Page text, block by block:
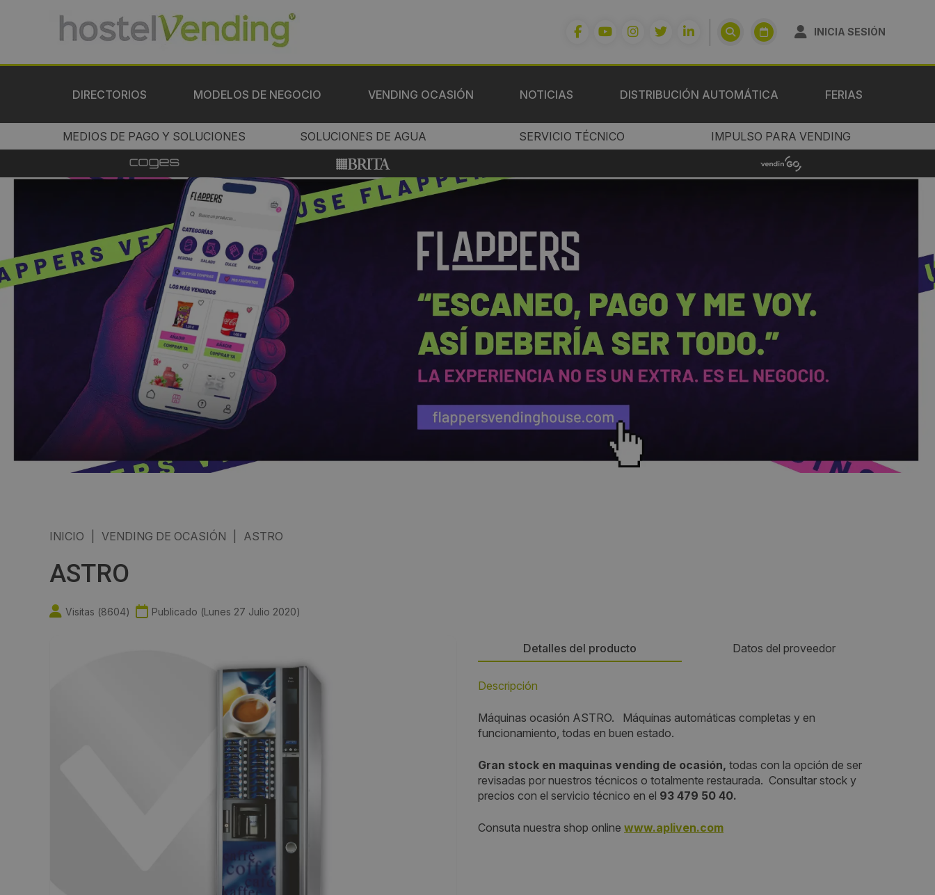
INICIA SESIÓN
DIRECTORIOS MODELOS DE NEGOCIO VENDING OCASIÓN NOTICIAS DISTRIBUCIÓN AUTOMÁTICA FERIAS
MEDIOS DE PAGO Y SOLUCIONES SOLUCIONES DE AGUA SERVICIO TÉCNICO IMPULSO PARA VENDING
INICIO VENDING DE OCASIÓN ASTRO
ASTRO
Visitas (8604) Publicado (Lunes 27 Julio 2020)
Detalles del producto Datos del proveedor
Descripción
Máquinas ocasión ASTRO. Máquinas automáticas completas y en
funcionamiento, todas en buen estado.
Gran stock en maquinas vending de ocasión, todas con la opción de ser
revisadas por nuestros técnicos o totalmente restaurada. Consultar stock y
precios con el servicio técnico en el 93 479 50 40.
Consuta nuestra shop online www.apliven.com
APLIVEN
1100
934795040
Email:
info@apliven.com